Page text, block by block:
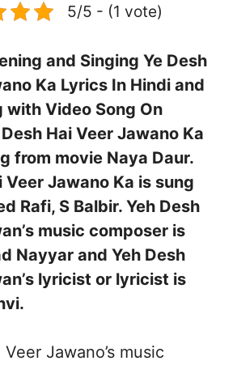
5/5 - (1 vote)
and Singing Ye Desh
Ka Lyrics In Hindi and
with Video Song On
Hai Veer Jawano Ka
from movie Naya Daur.
Veer Jawano Ka is sung
Rafi, S Balbir. Yeh Desh
music composer is
Nayyar and Yeh Desh
lyricist or lyricist is
Jawano’s music